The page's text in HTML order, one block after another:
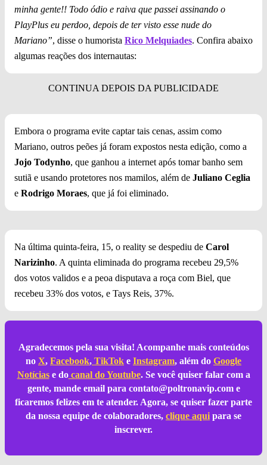
minha gente!! Todo ódio e raiva que passei assinando o
PlayPlus eu perdoo, depois de ter visto esse nude do
Mariano”, disse o humorista Rico Melquiades. Confira abaixo
algumas reações dos internautas:
Embora o programa evite captar tais cenas, assim como
Mariano, outros peões já foram expostos nesta edição, como a
Jojo Todynho, que ganhou a internet após tomar banho sem
sutiã e usando protetores nos mamilos, além de Juliano Ceglia
e Rodrigo Moraes, que já foi eliminado.
Na última quinta-feira, 15, o reality se despediu de Carol
Narizinho. A quinta eliminada do programa recebeu 29,5%
dos votos validos e a peoa disputava a roça com Biel, que
recebeu 33% dos votos, e Tays Reis, 37%.
Agradecemos pela sua visita! Acompanhe mais conteúdos
no X, Facebook, TikTok e Instagram, além do Google
Notíciase docanal do Youtube. Se você quiser falar com a
gente, mande email para contato@poltronavip.come
ficaremos felizes em te atender. Agora, se quiser fazer parte
da nossa equipe de colaboradores, clique aqui para se
inscrever.